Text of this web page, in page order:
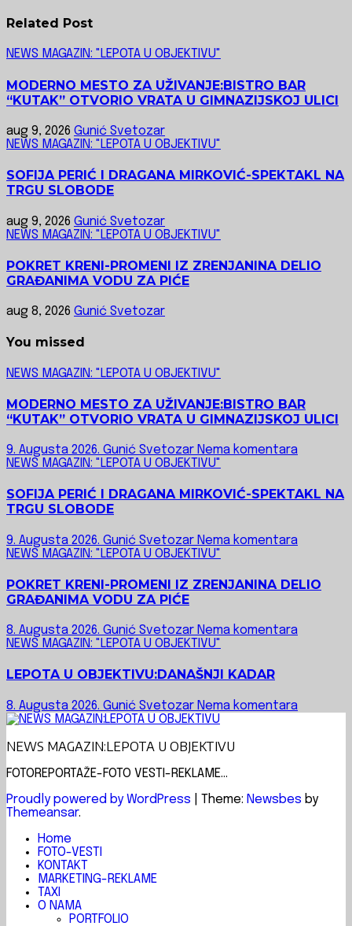
Related Post
NEWS MAGAZIN: "LEPOTA U OBJEKTIVU"
MODERNO MESTO ZA UŽIVANJE:BISTRO BAR
“KUTAK” OTVORIO VRATA U GIMNAZIJSKOJ ULICI
aug 9, 2026 Gunić Svetozar
NEWS MAGAZIN: "LEPOTA U OBJEKTIVU"
SOFIJA PERIĆ I DRAGANA MIRKOVIĆ-SPEKTAKL NA
TRGU SLOBODE
aug 9, 2026 Gunić Svetozar
NEWS MAGAZIN: "LEPOTA U OBJEKTIVU"
POKRET KRENI-PROMENI IZ ZRENJANINA DELIO
GRAĐANIMA VODU ZA PIĆE
aug 8, 2026 Gunić Svetozar
You missed
NEWS MAGAZIN: "LEPOTA U OBJEKTIVU"
MODERNO MESTO ZA UŽIVANJE:BISTRO BAR
“KUTAK” OTVORIO VRATA U GIMNAZIJSKOJ ULICI
9. Augusta 2026. Gunić Svetozar Nema komentara
NEWS MAGAZIN: "LEPOTA U OBJEKTIVU"
SOFIJA PERIĆ I DRAGANA MIRKOVIĆ-SPEKTAKL NA
TRGU SLOBODE
9. Augusta 2026. Gunić Svetozar Nema komentara
NEWS MAGAZIN: "LEPOTA U OBJEKTIVU"
POKRET KRENI-PROMENI IZ ZRENJANINA DELIO
GRAĐANIMA VODU ZA PIĆE
8. Augusta 2026. Gunić Svetozar Nema komentara
NEWS MAGAZIN: "LEPOTA U OBJEKTIVU"
LEPOTA U OBJEKTIVU:DANAŠNJI KADAR
8. Augusta 2026. Gunić Svetozar Nema komentara
NEWS MAGAZIN:LEPOTA U OBJEKTIVU
FOTOREPORTAŽE-FOTO VESTI-REKLAME...
Proudly powered by WordPress
Theme: Newsbes by
Themeansar.
Home
FOTO-VESTI
KONTAKT
MARKETING-REKLAME
TAXI
O NAMA
PORTFOLIO